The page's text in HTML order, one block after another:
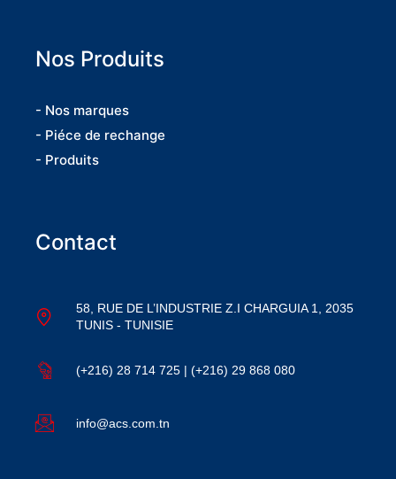
Nos Produits
- Nos marques
- Piéce de rechange
- Produits
Contact
58, RUE DE L’INDUSTRIE Z.I CHARGUIA 1, 2035
TUNIS - TUNISIE
(+216) 28 714 725 | (+216) 29 868 080
info@acs.com.tn